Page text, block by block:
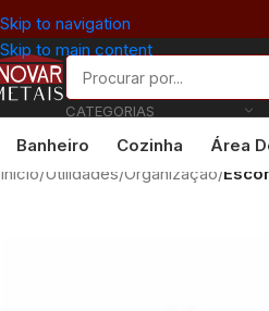
Skip to navigation
Skip to main content
CATEGORIAS
Banheiro Cozinha Área
Início/Utilidades/Organização/